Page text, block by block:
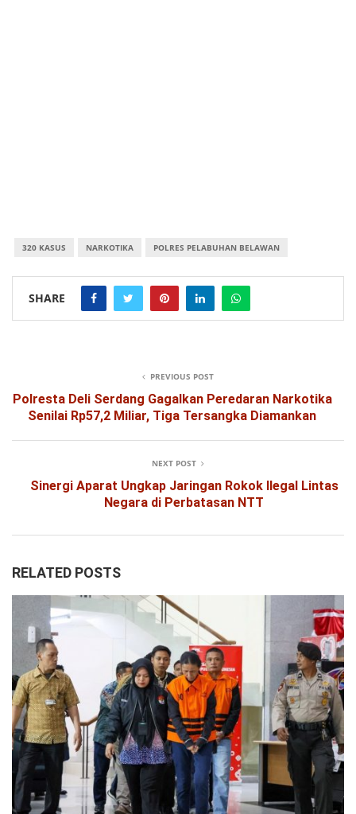
320 KASUS NARKOTIKA POLRES PELABUHAN BELAWAN
SHARE
PREVIOUS POST
Polresta Deli Serdang Gagalkan Peredaran Narkotika
Senilai Rp57,2 Miliar, Tiga Tersangka Diamankan
NEXT POST
Sinergi Aparat Ungkap Jaringan Rokok Ilegal Lintas
Negara di Perbatasan NTT
RELATED POSTS